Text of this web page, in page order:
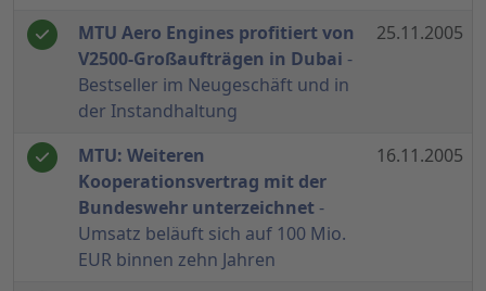
MTU Aero Engines profitiert von
V2500-Großaufträgen in Dubai -
Bestseller im Neugeschäft und in
der Instandhaltung
25.11.2005
MTU: Weiteren
Kooperationsvertrag mit der
Bundeswehr unterzeichnet-
Umsatz beläuft sich auf 100 Mio.
EUR binnen zehn Jahren
16.11.2005